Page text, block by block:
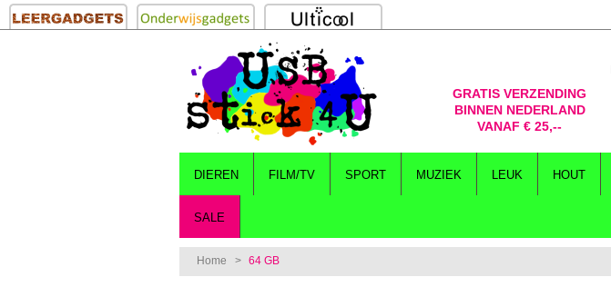
GRATIS VERZENDING
BINNEN NEDERLAND
VANAF € 25,--
DIEREN FILM/TV SPORT MUZIEK LEUK HOUT
SALE
Home > 64 GB